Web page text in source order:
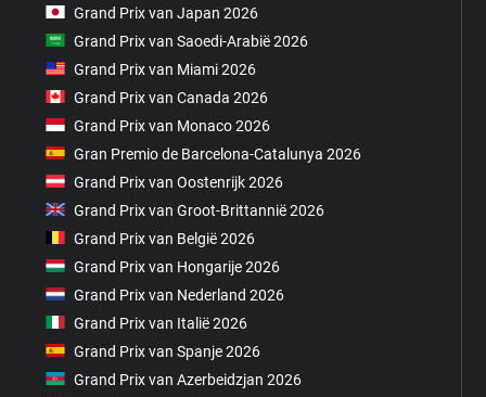
Grand Prix van Japan 2026
Grand Prix van Saoedi-Arabië 2026
Grand Prix van Miami 2026
Grand Prix van Canada 2026
Grand Prix van Monaco 2026
Gran Premio de Barcelona-Catalunya 2026
Grand Prix van Oostenrijk 2026
Grand Prix van Groot-Brittannië 2026
Grand Prix van België 2026
Grand Prix van Hongarije 2026
Grand Prix van Nederland 2026
Grand Prix van Italië 2026
Grand Prix van Spanje 2026
Grand Prix van Azerbeidzjan 2026